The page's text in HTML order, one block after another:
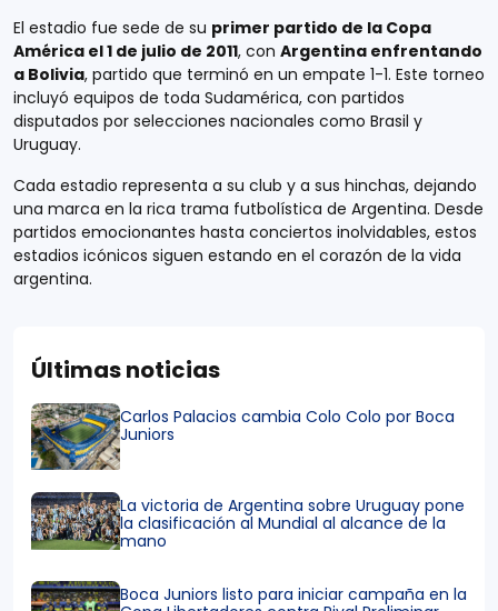
El estadio fue sede de su primer partido de la Copa
América el 1 de julio de 2011, con Argentina enfrentando
a Bolivia, partido que terminó en un empate 1-1. Este torneo
incluyó equipos de toda Sudamérica, con partidos
disputados por selecciones nacionales como Brasil y
Uruguay.
Cada estadio representa a su club y a sus hinchas, dejando
una marca en la rica trama futbolística de Argentina. Desde
partidos emocionantes hasta conciertos inolvidables, estos
estadios icónicos siguen estando en el corazón de la vida
argentina.
Últimas noticias
Carlos Palacios cambia Colo Colo por Boca
Juniors
La victoria de Argentina sobre Uruguay pone
la clasificación al Mundial al alcance de la
mano
Boca Juniors listo para iniciar campaña en la